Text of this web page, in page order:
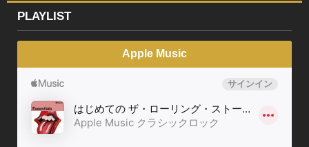
PLAYLIST
Apple Music